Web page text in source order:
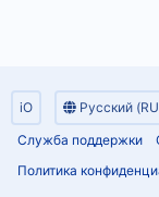
iO
Русский
Служба поддержки
Политика